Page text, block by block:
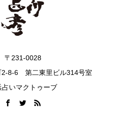
〒231-0028
2-8-6 第二東里ビル314号室
占いマクトゥーブ